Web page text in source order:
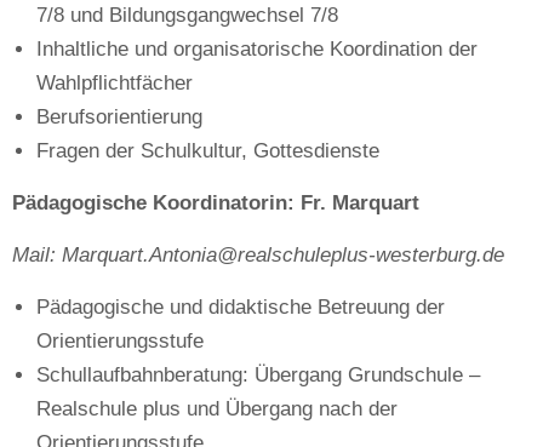
7/8 und Bildungsgangwechsel 7/8
Inhaltliche und organisatorische Koordination der
Wahlpflichtfächer
Berufsorientierung
Fragen der Schulkultur, Gottesdienste
Pädagogische Koordinatorin: Fr. Marquart
Mail: Marquart.Antonia@realschuleplus-westerburg.de
Pädagogische und didaktische Betreuung der
Orientierungsstufe
Schullaufbahnberatung: Übergang Grundschule –
Realschule plus und Übergang nach der